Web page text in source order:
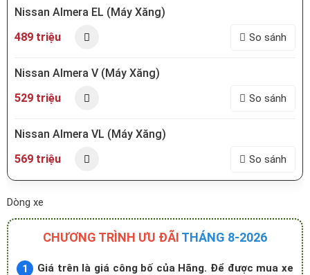
Nissan Almera EL (Máy Xăng)
489 triệu
So sánh
Nissan Almera V (Máy Xăng)
529 triệu
So sánh
Nissan Almera VL (Máy Xăng)
569 triệu
So sánh
Dòng xe
CHƯƠNG TRÌNH ƯU ĐÃI THÁNG 8-2026
Giá trên là giá công bố của Hãng. Để được mua xe